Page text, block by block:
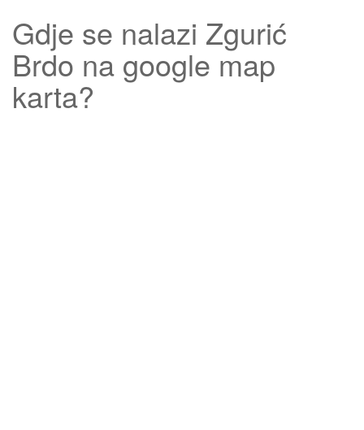
Gdje se nalazi Zgurić
Brdo na google map
karta?